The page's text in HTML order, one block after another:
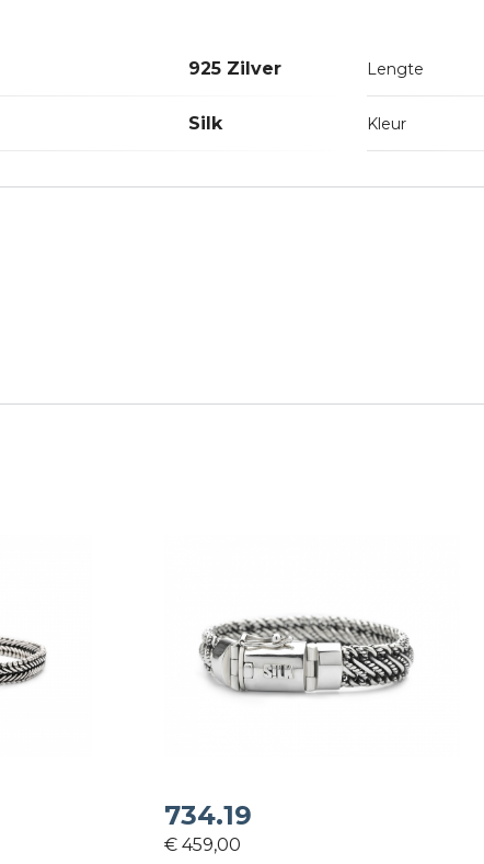
925 Zilver Lengte
Silk Kleur
734.19
€ 459,00